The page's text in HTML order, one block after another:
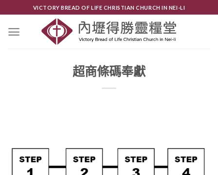
content
VICTORY BREAD OF LIFE CHRISTIAN CHURCH IN NEI-LI
超商條碼奉獻